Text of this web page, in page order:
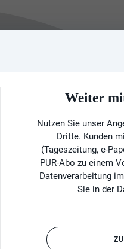
Weiter
Nutzen Sie unser
Dritte. Kunden
(Tageszeitung, e-
PUR-Abo zu einem
Datenverarbeitung
Sie in der